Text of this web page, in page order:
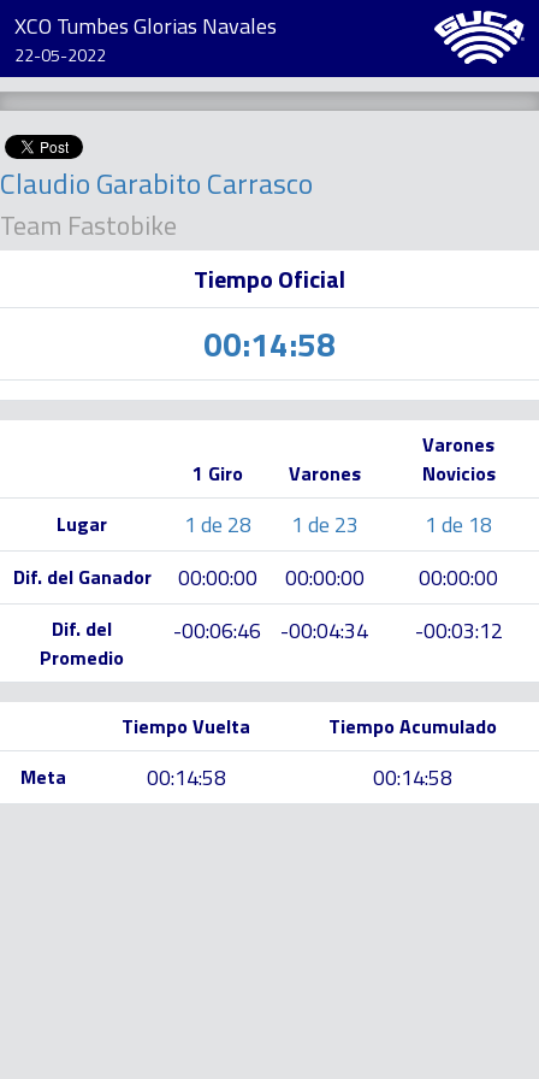
XCO Tumbes Glorias Navales
22-05-2022
Claudio Garabito Carrasco
Team Fastobike
Tiempo Oficial
00:14:58
1 Giro Varones
Varones
Novicios
Lugar
1 de 28 1 de 23 1 de 18
Dif. del Ganador 00:00:00 00:00:00 00:00:00
Dif. del
Promedio
-00:06:46 -00:04:34 -00:03:12
Tiempo Vuelta
Tiempo Acumulado
Meta
00:14:58 00:14:58